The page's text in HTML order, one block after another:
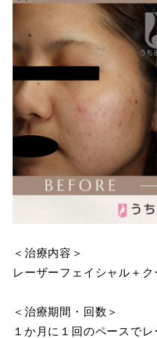
＜治療内容＞
レーザーフェイシャル＋
＜治療期間・回数＞
１か月に１回のペースで